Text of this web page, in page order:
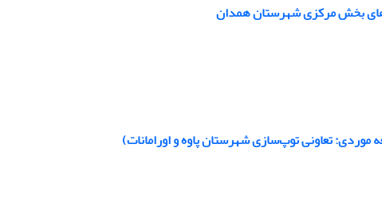
بخش مرکزی شهرستان همدان
موردی: تعاونی توپ‌سازی شهرستان پاوه و اورامانات)